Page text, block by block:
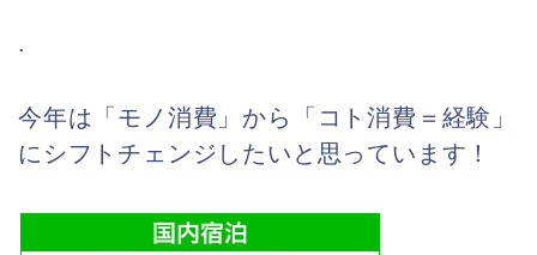
.
今年は「モノ消費」から「コト消費＝経験」
にシフトチェンジしたいと思っています！